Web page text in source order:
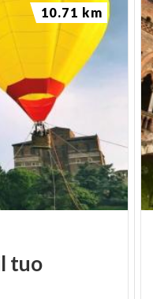
tuo
10.71 km